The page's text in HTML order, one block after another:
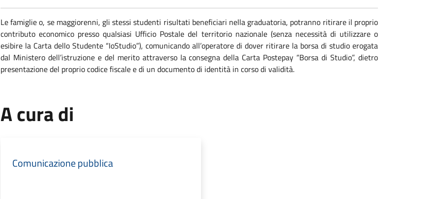
Le famiglie o, se maggiorenni, gli stessi studenti risultati beneficiari nella graduatoria, potranno ritirare il proprio
contributo economico presso qualsiasi Ufficio Postale del territorio nazionale (senza necessità di utilizzare o
esibire la Carta dello Studente “IoStudio”), comunicando all’operatore di dover ritirare la borsa di studio erogata
dal Ministero dell’istruzione e del merito attraverso la consegna della Carta Postepay “Borsa di Studio”, dietro
presentazione del proprio codice fiscale e di un documento di identità in corso di validità.
A cura di
Comunicazione pubblica